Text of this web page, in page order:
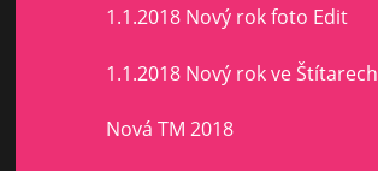
1.1.2018 Nový rok foto Edit
1.1.2018 Nový rok ve Štítarech
Nová TM 2018